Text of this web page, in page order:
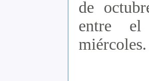
de
entre
miércoles.